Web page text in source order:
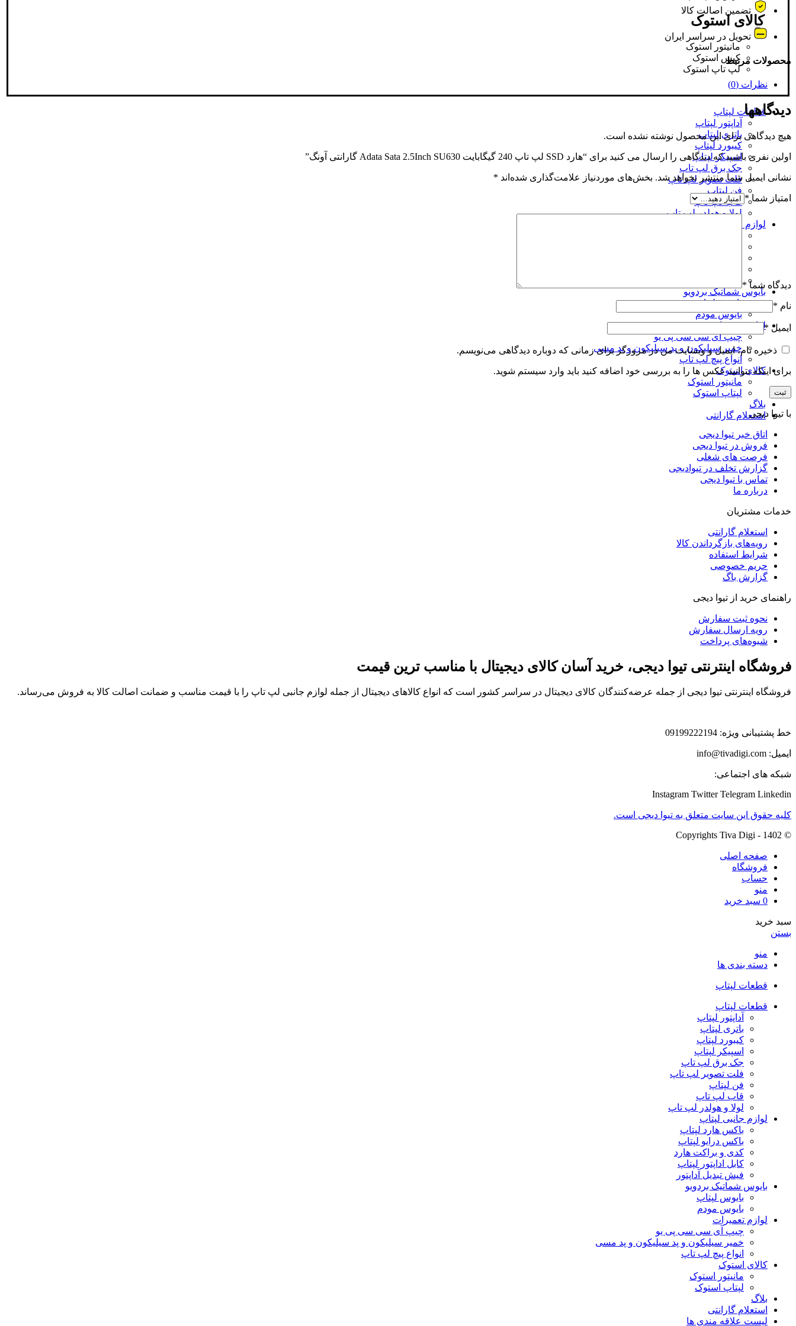
کالای استوک
مانیتور استوک
کیس استوک
لپ تاپ استوک
قطعات لپتاپ
آداپتور لپتاپ
باتری لپتاپ
کیبورد لپتاپ
اسپیکر لپتاپ
جک برق لپ تاپ
فلت تصویر لپ تاپ
فن لپتاپ
قاب لپ تاپ
لولا و هولدر لپ تاپ
لوازم جانبی لپتاپ
بایوس شماتیک بردویو
بایوس لپتاپ
بایوس مودم
لوازم تعمیرات
چیپ آی سی سی پی یو
خمیر سیلیکون و پد سیلیکون و پد مسی
انواع پیچ لپ تاپ
کالای استوک
مانیتور استوک
لپتاپ استوک
بلاگ
استعلام گارانتی
تضمین اصالت کالا
تحویل در سراسر ایران
محصولات مرتبط
نظرات (0)
دیدگاهها
هیچ دیدگاهی برای این محصول نوشته نشده است.
اولین نفری باشید که دیدگاهی را ارسال می کنید برای “هارد SSD لپ تاپ 240 گیگابایت Adata Sata 2.5Inch SU630 گارانتی آونگ”
نشانی ایمیل شما منتشر نخواهد شد. بخش‌های موردنیاز علامت‌گذاری شده‌اند *
امتیاز شما*
دیدگاه شما*
نام *
ایمیل *
ذخیره نام، ایمیل و وبسایت من در مرورگر برای زمانی که دوباره دیدگاهی می‌نویسم.
برای اینکه بتوانید عکس ها را به بررسی خود اضافه کنید باید وارد سیستم شوید.
با تیوا دیجی
اتاق خبر تیوا دیجی
فروش در تیوا دیجی
فرصت های شغلی
گزارش تخلف در تیوادیجی
تماس با تیوا دیجی
درباره ما
خدمات مشتریان
استعلام گارانتی
رویه‌های بازگرداندن کالا
شرایط استفاده
حریم خصوصی
گزارش باگ
راهنمای خرید از تیوا دیجی
نحوه ثبت سفارش
رویه ارسال سفارش
شیوه‌های پرداخت
فروشگاه اینترنتی تیوا دیجی، خرید آسان کالای دیجیتال با مناسب ترین قیمت
فروشگاه اینترنتی تیوا دیجی از جمله عرضه‌کنندگان کالای دیجیتال در سراسر کشور است که انواع کالاهای دیجیتال از جمله لوازم جانبی لپ تاپ را با قیمت مناسب و ضمانت اصالت کالا به فروش می‌رساند.
خط پشتیبانی ویژه: 09199222194
ایمیل: info@tivadigi.com
شبکه های اجتماعی:
Instagram Twitter Telegram Linkedin
کلیه حقوق این سایت متعلق به تیوا دیجی است.
© Copyrights Tiva Digi - 1402
صفحه اصلی
فروشگاه
حساب
منو
0 سبد خرید
سبد خرید
بستن
منو
دسته بندی ها
قطعات لپتاپ
قطعات لپتاپ
آداپتور لپتاپ
باتری لپتاپ
کیبورد لپتاپ
اسپیکر لپتاپ
جک برق لپ تاپ
فلت تصویر لپ تاپ
فن لپتاپ
قاب لپ تاپ
لولا و هولدر لپ تاپ
لوازم جانبی لپتاپ
باکس هارد لپتاپ
باکس درایو لپتاپ
کدی و براکت هارد
کابل اداپتور لپتاپ
فیش تبدیل آداپتور
بایوس شماتیک بردویو
بایوس لپتاپ
بایوس مودم
لوازم تعمیرات
چیپ آی سی سی پی یو
خمیر سیلیکون و پد سیلیکون و پد مسی
انواع پیچ لپ تاپ
کالای استوک
مانیتور استوک
لپتاپ استوک
بلاگ
استعلام گارانتی
لیست علاقه مندی ها